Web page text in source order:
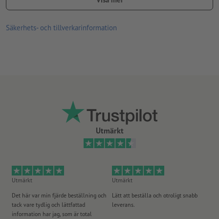
Säkerhets- och tillverkarinformation
Utmärkt
Utmärkt
Det här var min fjärde beställning och
tack vare tydlig och lättfattad
information har jag, som är total
Utmärkt
Lätt att beställa och otroligt snabb
leverans.